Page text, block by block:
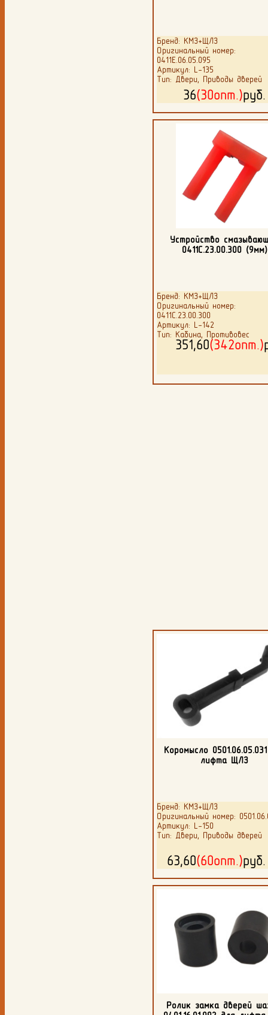
Бренд: КМЗ+ЩЛЗ
Оригинальный номер:
0411Е.06.05.095
Артикул: L-135
Тип: Двери, Приводы дверей
36(30опт.)
Устройство
0411С.23.00.300 (9мм)
Бренд: КМЗ+ЩЛЗ
Оригинальный номер:
0411С.23.00.300
Артикул: L-142
Тип: Кабина, Противовес
351,60(342опт.)
Коромысло
лифта ЩЛЗ
Бренд: КМЗ+ЩЛЗ
Оригинальный номер:
Артикул: L-150
Тип: Двери, Приводы дверей
63,60(60опт.)
Ролик замка дверей